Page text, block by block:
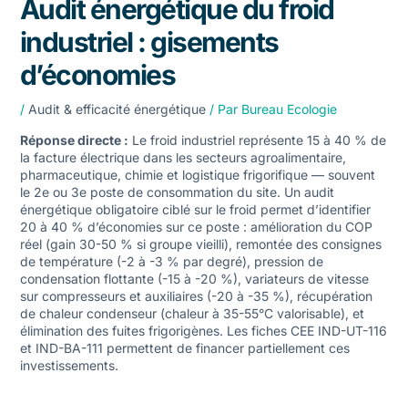
Audit énergétique du froid
industriel : gisements
d’économies
/ Audit & efficacité énergétique/ Par Bureau Ecologie
Réponse directe : Le froid industriel représente 15 à 40 % de
la facture électrique dans les secteurs agroalimentaire,
pharmaceutique, chimie et logistique frigorifique — souvent
le 2e ou 3e poste de consommation du site. Un audit
énergétique obligatoireciblé sur le froid permet d’identifier
20 à 40 % d’économies sur ce poste : amélioration du COP
réel (gain 30-50 % si groupe vieilli), remontée des consignes
de température (-2 à -3 % par degré), pression de
condensation flottante (-15 à -20 %), variateurs de vitesse
sur compresseurs et auxiliaires (-20 à -35 %), récupération
de chaleur condenseur (chaleur à 35-55°C valorisable), et
élimination des fuites frigorigènes. Les fiches CEE IND-UT-116
et IND-BA-111 permettent de financer partiellement ces
investissements.